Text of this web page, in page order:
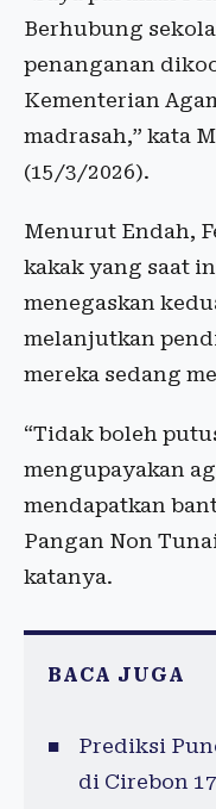
Berhubung
penanganan
Kementerian
madrasah,” kata
(15/3/2026).
Menurut Endah,
kakak yang saat
menegaskan
melanjutkan
mereka sedang
“Tidak boleh
mengupayakan
mendapatkan
Pangan Non
katanya.
BACA JUGA
Prediksi
di Cirebon